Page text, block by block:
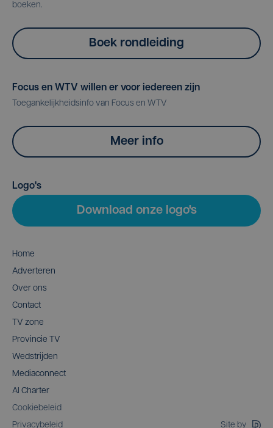
boeken.
Boek rondleiding
Focus en WTV willen er voor iedereen zijn
Toegankelijkheidsinfo van Focus en WTV
Meer info
Logo's
Download onze logo's
Home
Adverteren
Over ons
Contact
TV zone
Provincie TV
Wedstrijden
Mediaconnect
AI Charter
Cookiebeleid
Privacybeleid
Site by